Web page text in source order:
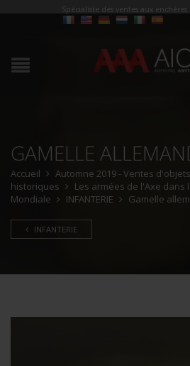
Spécialiste des ventes aux
GAMELLE
Accueil
Automne 2019 - Ventes
historiques
Les armées de l'Axe dans
Mondiale
INFANTERIE Gamelle
INFANTERIE